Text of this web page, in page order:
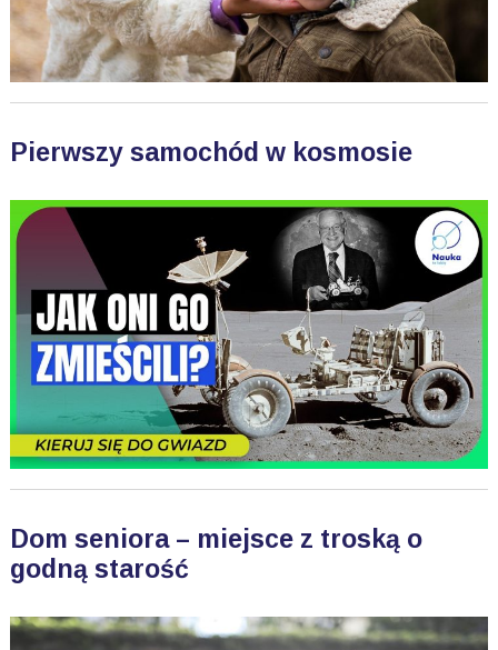
Pierwszy samochód w kosmosie
Dom seniora – miejsce z troską o
godną starość